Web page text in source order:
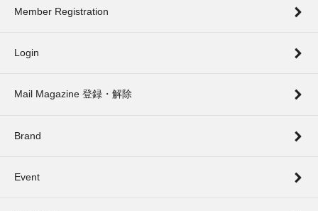
Member Registration
Login
Mail Magazine 登録・解除
Brand
Event